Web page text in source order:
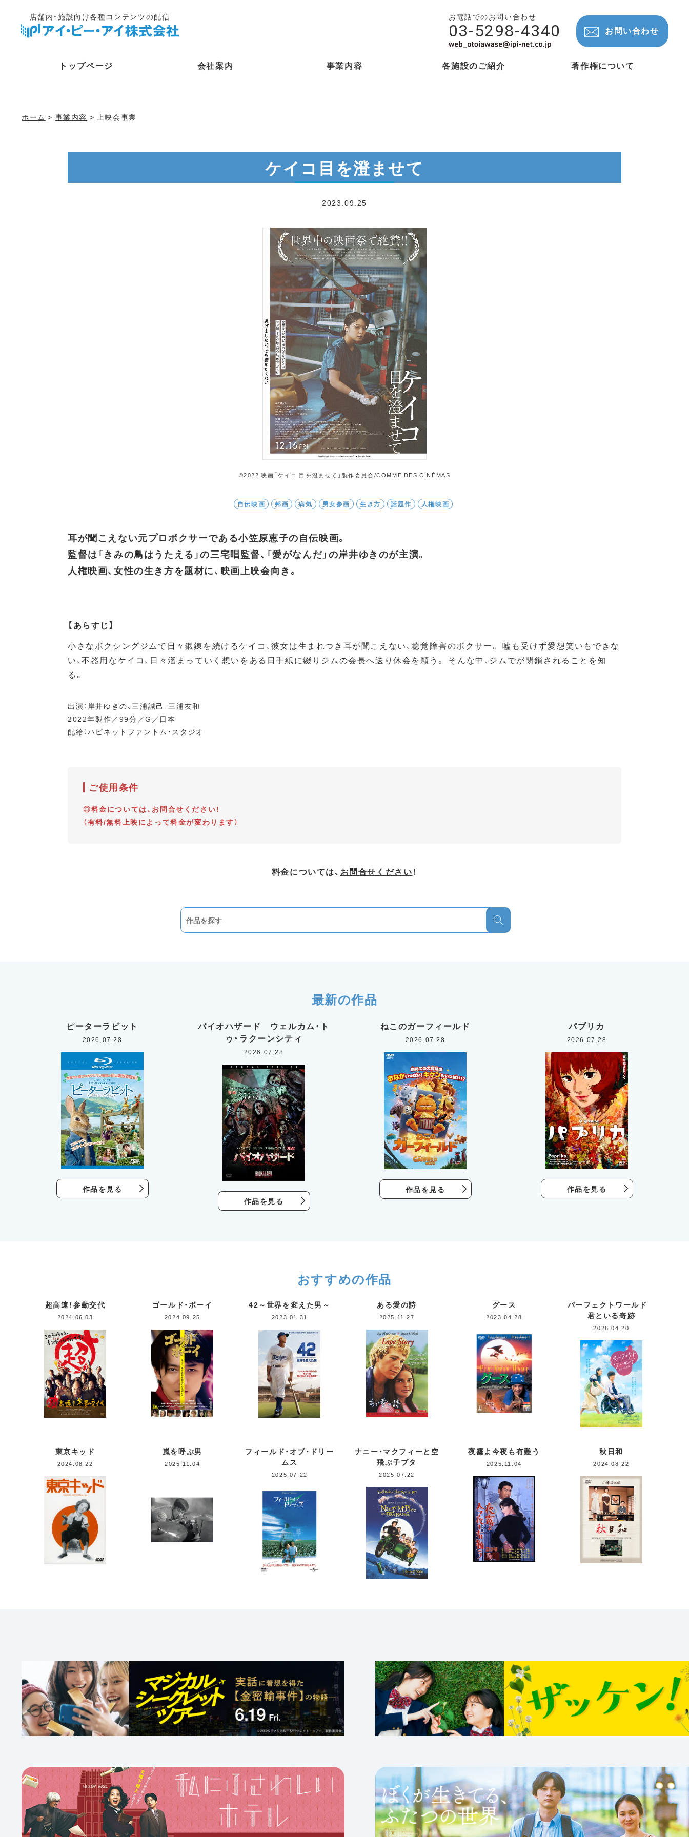
店舗内・施設向け各種コンテンツの配信 お電話でのお問い合わせ
03-5298-4340 お問い合わせ
トップページ 会社案内 事業内容 各施設のご紹介 著作権について
ホーム > 事業内容 > 上映会事業
ケイコ目を澄ませて
2023.09.25
©2022 映画「ケイコ 目を澄ませて」製作委員会/COMME DES CINÉMAS
自伝映画 邦画 病気 男女参画 生き方 話題作 人権映画
耳が聞こえない元プロボクサーである小笠原恵子の自伝映画。
監督は「きみの鳥はうたえる」の三宅唱監督、「愛がなんだ」の岸井ゆきのが主演。
人権映画、女性の生き方を題材に、映画上映会向き。
【あらすじ】
小さなボクシングジムで日々鍛錬を続けるケイコ、彼女は生まれつき耳が聞こえない、聴覚障害のボクサー。 嘘も受けず愛想笑いもできな
い、不器用なケイコ、日々溜まっていく想いをある日手紙に綴りジムの会長へ送り休会を願う。 そんな中、ジムでが閉鎖されることを知
る。
出演：岸井ゆきの、三浦誠己、三浦友和
2022年製作／99分／G／日本
配給：ハピネットファントム・スタジオ
ご使用条件
◎料金については、お問合せください！
（有料/無料上映によって料金が変わります）
料金については、 お問合せください！
最新の作品
ピーターラビット
2026.07.28
作品を見る
バイオハザード ウェルカム・ト
ゥ・ラクーンシティ
2026.07.28
作品を見る
ねこのガーフィールド
2026.07.28
作品を見る
パプリカ
2026.07.28
作品を見る
おすすめの作品
超高速！参勤交代
2024.06.03
ゴールド・ボーイ
2024.09.25
42～世界を変えた男～
2023.01.31
ある愛の詩
2025.11.27
グース
2023.04.28
パーフェクトワールド
君といる奇跡
2026.04.20
東京キッド
2024.08.22
嵐を呼ぶ男
2025.11.04
フィールド・オブ・ドリー
ムス
2025.07.22
ナニー・マクフィーと空
飛ぶ子ブタ
2025.07.22
夜霧よ今夜も有難う
2025.11.04
秋日和
2024.08.22